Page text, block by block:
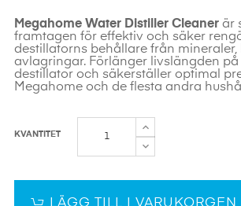
Megahome Water Distiller Cleaner är
framtagen för effektiv och säker
destillatorns behållare från
avlagringar. Förlänger livslängden
destillator och säkerställer optimal
Megahome och de flesta andra
KVANTITET
LÄGG TILL I VARUKORGEN